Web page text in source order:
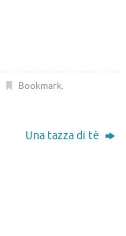
Bookmark.
Una tazza di tè